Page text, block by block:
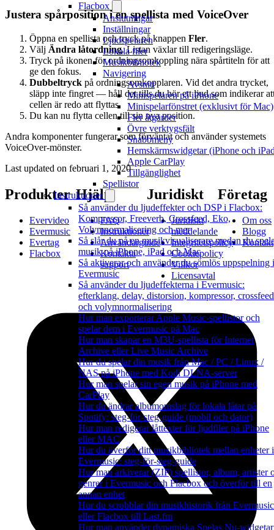
Flacbox
Anslutningar
Inställningar
Ljudspelaren
Lokala filer
Musikbibliotek
Navigering
Avsnitt
Minispelaren på iPhone
Minispelarfönstret (exklusivt för Mac)
Fler åtgärder
Övre verktygsfält
Snabbmeny
Hemskärmswidgetar (iPhone och
Apple CarPlay
Tillgänglighet
Spellistor
Instruktioner
Så använder du ljudeffekter och DSP i Flacbox:
Kompressor, Freeverb, Crossfeed, Eko,
Volymnormalisering och mer
Så slår du på en musikvisualiserare medan du
musik på iPhone, iPad och Mac
Så aktiverar och använder du sömlös uppspelning i
Evermusic
Så använder du ljudeffekterna i Evermusic:
efterklang, delay, distorsion, kompressor, crossfeed
och volymnormalisering
Hur man exporterar Apple Music-spellistor och
spelar dem i Evermusic på Mac
Hur man skapar en M3U-spellista för Internet
Archive eller Live Music Archive
Hur du spelar din musik från Mac / PC / Linux /
NAS på iPhone med Kodi DLNA-server
Hur man spelar sin egen musik på iPhone med
CarPlay
Hur du ändrar albumomslag för lokala låtar på
Spotify: steg-för-steg-guide (mobil och dator)
Hur man redigerar låttexter för ljudfiler på iPhone
eller MAC
Hur du överför ditt musikbibliotek mellan enheter i
Evermusic: steg-för-steg-guide
Hur man arkiverar (ZIP) spellistor, album, artister
genrer i Evermusic och Flacbox och överför till en
annan enhet
Hur du scrobblar din musikhistorik från Evermusic
eller Flacbox till Last.fm
Hur man använder dynamiska Spelas Nu-
Justera spårposition i en spellista med VoiceOver
Öppna en spellista och tryck på knappen Fler.
Välj Ändra låtordning. Listan växlar till redigeringsläge.
Tryck på ikonen för ordningsomkoppling nära spårtiteln för att
ge den fokus.
Dubbeltryck på ordningsomkopplaren. Vid det andra trycket,
släpp inte fingret — håll det tills du hör ett ljud som indikerar
cellen är redo att flyttas.
Du kan nu flytta cellen till sin nya position.
Andra komponenter fungerar som förväntat och använder systemets
VoiceOver-mönster.
Last updated on februari 1, 2020
Produkter
Evervideo
Evermusic
Evertag
Flacbox
Hjälp
FAQ
Instruktioner
Användarguide
Kontakta
support
Juridiskt
Juridiskt
meddelande
Integritetspolicy
Cookiepolicy
Villkor
Licensavtal
Företag
Om oss
Blogg
Kontakt